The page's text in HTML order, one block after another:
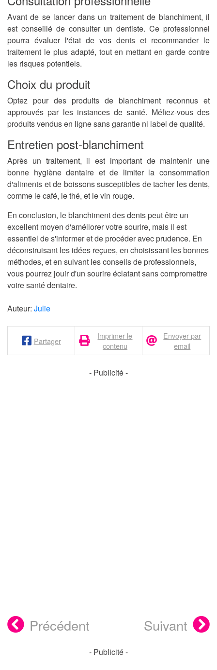
Avant de se lancer dans un traitement de blanchiment, il
est conseillé de consulter un dentiste. Ce professionnel
pourra évaluer l'état de vos dents et recommander le
traitement le plus adapté, tout en mettant en garde contre
les risques potentiels.
Choix du produit
Optez pour des produits de blanchiment reconnus et
approuvés par les instances de santé. Méfiez-vous des
produits vendus en ligne sans garantie ni label de qualité.
Entretien post-blanchiment
Après un traitement, il est important de maintenir une
bonne hygiène dentaire et de limiter la consommation
d'aliments et de boissons susceptibles de tacher les dents,
comme le café, le thé, et le vin rouge.
En conclusion, le blanchiment des dents peut être un
excellent moyen d'améliorer votre sourire, mais il est
essentiel de s'informer et de procéder avec prudence. En
déconstruisant les idées reçues, en choisissant les bonnes
méthodes, et en suivant les conseils de professionnels,
vous pourrez jouir d'un sourire éclatant sans compromettre
votre santé dentaire.
Auteur: Julie
Partager
Imprimer le
contenu
Envoyer par
email
- Publicité -
Précédent Suivant
- Publicité -